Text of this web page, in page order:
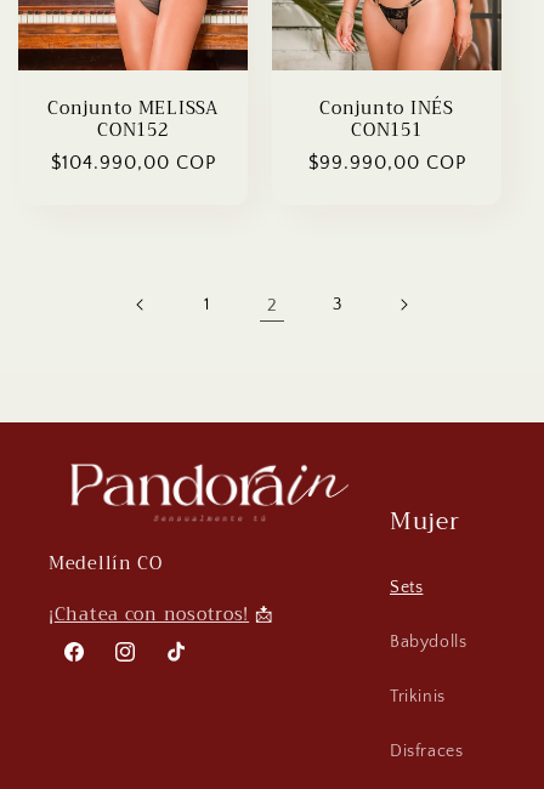
Conjunto MELISSA
CON152
Regular
$104.990,00 COP
Conjunto INÉS
CON151
Regular
$99.990,00 COP
1 2 3
Medellín CO
¡Chatea con nosotros!📩
FacebookInstagramTikTok
Mujer
Sets
Babydolls
Trikinis
Disfraces